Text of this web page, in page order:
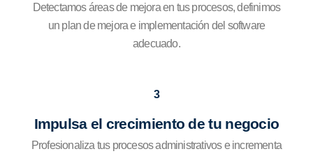
Detectamos áreas de mejora en tus procesos, definimos
un plan de mejora e implementación del software
adecuado.
3
Impulsa el crecimiento de tu negocio
Profesionaliza tus procesos administrativos e incrementa